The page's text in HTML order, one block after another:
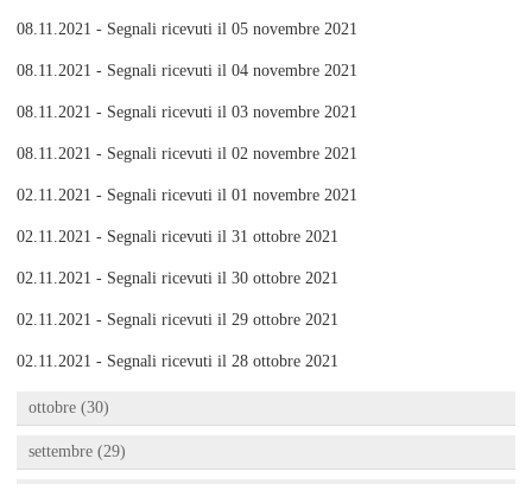
08.11.2021 - Segnali ricevuti il 05 novembre 2021
08.11.2021 - Segnali ricevuti il 04 novembre 2021
08.11.2021 - Segnali ricevuti il 03 novembre 2021
08.11.2021 - Segnali ricevuti il 02 novembre 2021
02.11.2021 - Segnali ricevuti il 01 novembre 2021
02.11.2021 - Segnali ricevuti il 31 ottobre 2021
02.11.2021 - Segnali ricevuti il 30 ottobre 2021
02.11.2021 - Segnali ricevuti il 29 ottobre 2021
02.11.2021 - Segnali ricevuti il 28 ottobre 2021
ottobre (30)
settembre (29)